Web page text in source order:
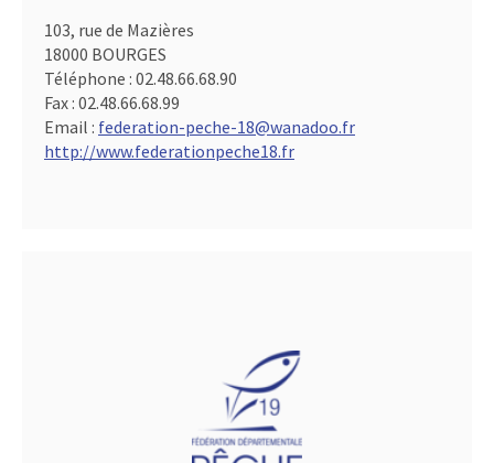
103, rue de Mazières
18000 BOURGES
Téléphone : 02.48.66.68.90
Fax : 02.48.66.68.99
Email : federation-peche-18@wanadoo.fr
http://www.federationpeche18.fr